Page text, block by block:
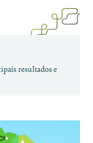
resultados e